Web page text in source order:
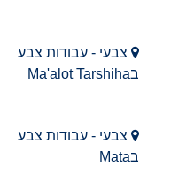
צבעי - עבודות צבע
בMa'alot Tarshiha
צבעי - עבודות צבע
בMata